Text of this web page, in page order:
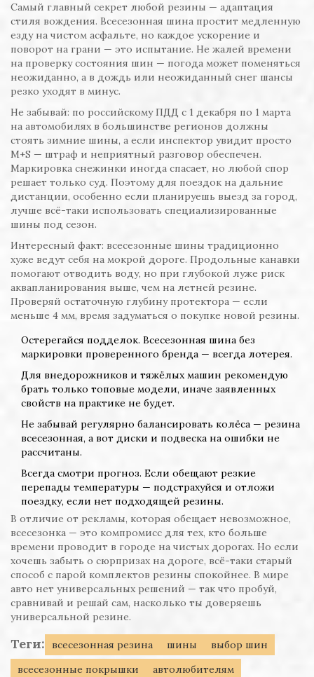
Самый главный секрет любой резины — адаптация
стиля вождения. Всесезонная шина простит медленную
езду на чистом асфальте, но каждое ускорение и
поворот на грани — это испытание. Не жалей времени
на проверку состояния шин — погода может поменяться
неожиданно, а в дождь или неожиданный снег шансы
резко уходят в минус.
Не забывай: по российскому ПДД с 1 декабря по 1 марта
на автомобилях в большинстве регионов должны
стоять зимние шины, а если инспектор увидит просто
M+S — штраф и неприятный разговор обеспечен.
Маркировка снежинки иногда спасает, но любой спор
решает только суд. Поэтому для поездок на дальние
дистанции, особенно если планируешь выезд за город,
лучше всё-таки использовать специализированные
шины под сезон.
Интересный факт: всесезонные шины традиционно
хуже ведут себя на мокрой дороге. Продольные канавки
помогают отводить воду, но при глубокой луже риск
аквапланирования выше, чем на летней резине.
Проверяй остаточную глубину протектора — если
меньше 4 мм, время задуматься о покупке новой резины.
Остерегайся подделок. Всесезонная шина без
маркировки проверенного бренда — всегда лотерея.
Для внедорожников и тяжёлых машин рекомендую
брать только топовые модели, иначе заявленных
свойств на практике не будет.
Не забывай регулярно балансировать колёса — резина
всесезонная, а вот диски и подвеска на ошибки не
рассчитаны.
Всегда смотри прогноз. Если обещают резкие
перепады температуры — подстрахуйся и отложи
поездку, если нет подходящей резины.
В отличие от рекламы, которая обещает невозможное,
всесезонка — это компромисс для тех, кто больше
времени проводит в городе на чистых дорогах. Но если
хочешь забыть о сюрпризах на дороге, всё-таки старый
способ с парой комплектов резины спокойнее. В мире
авто нет универсальных решений — так что пробуй,
сравнивай и решай сам, насколько ты доверяешь
универсальной резине.
Теги: всесезонная резина шины
выбор шин
всесезонные покрышки
автолюбителям